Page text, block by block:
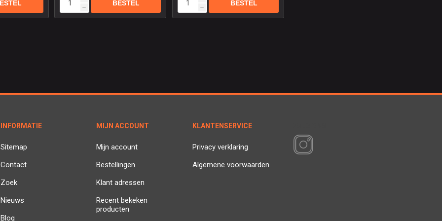
h h
INFORMATIE
Sitemap
Contact
Zoek
Nieuws
Blog
MIJN ACCOUNT
Mijn account
Bestellingen
Klant adressen
Recent bekeken
producten
KLANTENSERVICE
Privacy verklaring
Algemene voorwaarden